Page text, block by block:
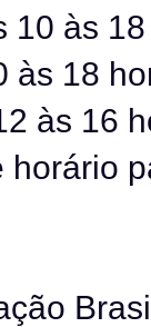
10 às
às 18
às 16
horário